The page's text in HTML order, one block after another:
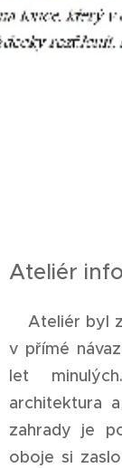
Ateliér info
Ateliér byl
v přímé
let
architektura
zahrady je
oboje si